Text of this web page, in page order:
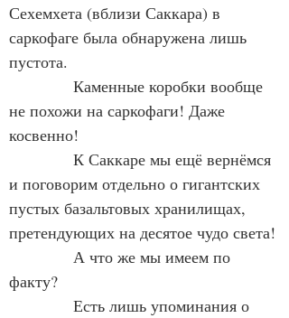
Сехемхета (вблизи Саккара) в
саркофаге была обнаружена лишь
пустота.
Каменные коробки вообще
не похожи на саркофаги! Даже
косвенно!
К Саккаре мы ещё вернёмся
и поговорим отдельно о гигантских
пустых базальтовых хранилищах,
претендующих на десятое чудо света!
А что же мы имеем по
факту?
Есть лишь упоминания о